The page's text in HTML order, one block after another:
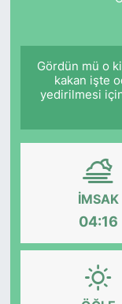
Gördün mü o
kakan işte
yedirilmesi
İMSAK
04:16
Haber